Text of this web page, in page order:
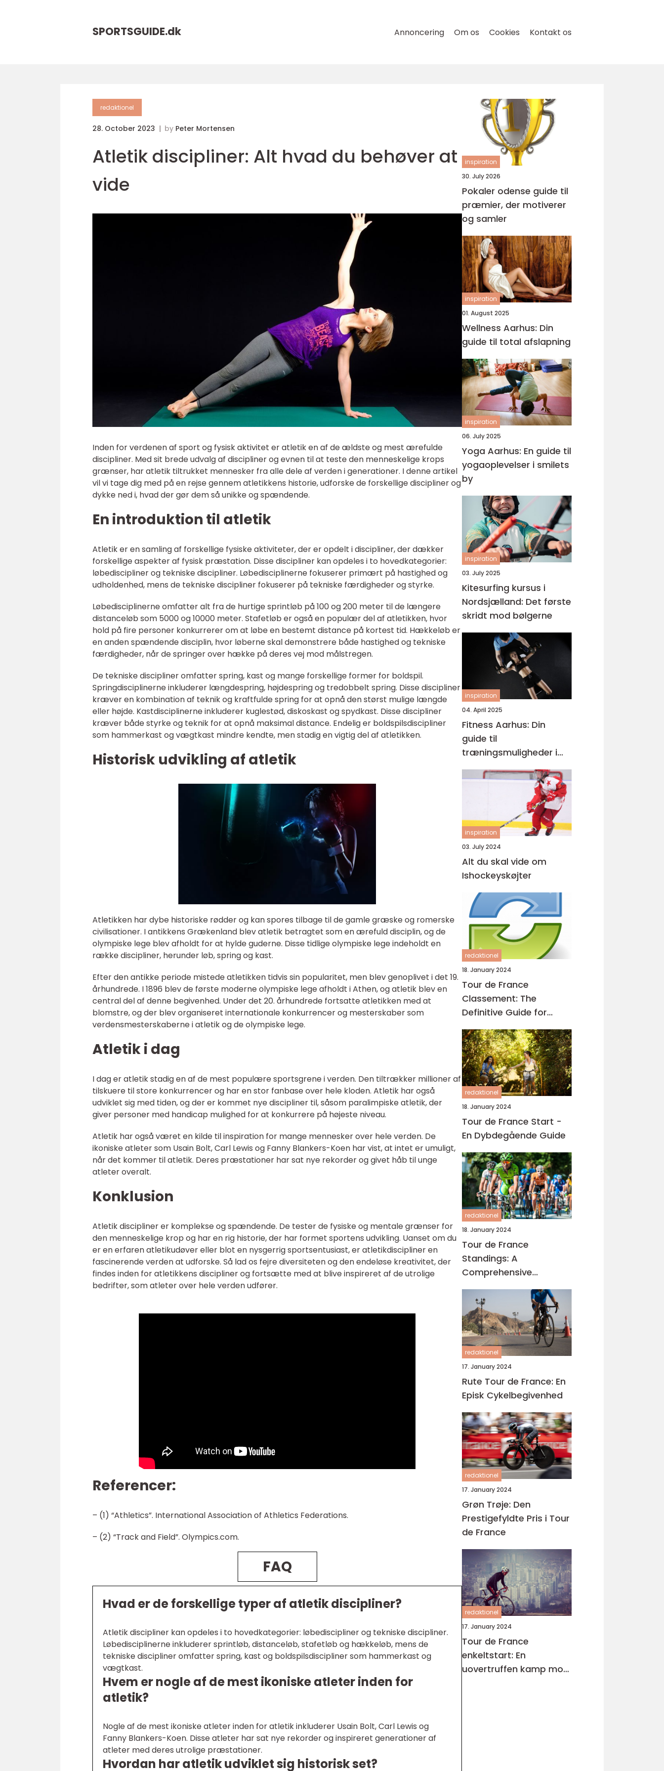
SPORTSGUIDE.dk Annoncering Om os Cookies Kontakt os
redaktionel
28. October 2023 by Peter Mortensen
Atletik discipliner: Alt hvad du behøver at
vide
Inden for verdenen af sport og fysisk aktivitet er atletik en af de ældste og mest ærefulde
discipliner. Med sit brede udvalg af discipliner og evnen til at teste den menneskelige krops
grænser, har atletik tiltrukket mennesker fra alle dele af verden i generationer. I denne artikel
vil vi tage dig med på en rejse gennem atletikkens historie, udforske de forskellige discipliner og
dykke ned i, hvad der gør dem så unikke og spændende.
En introduktion til atletik
Atletik er en samling af forskellige fysiske aktiviteter, der er opdelt i discipliner, der dækker
forskellige aspekter af fysisk præstation. Disse discipliner kan opdeles i to hovedkategorier:
løbediscipliner og tekniske discipliner. Løbedisciplinerne fokuserer primært på hastighed og
udholdenhed, mens de tekniske discipliner fokuserer på tekniske færdigheder og styrke.
Løbedisciplinerne omfatter alt fra de hurtige sprintløb på 100 og 200 meter til de længere
distanceløb som 5000 og 10000 meter. Stafetløb er også en populær del af atletikken, hvor
hold på fire personer konkurrerer om at løbe en bestemt distance på kortest tid. Hækkeløb er
en anden spændende disciplin, hvor løberne skal demonstrere både hastighed og tekniske
færdigheder, når de springer over hække på deres vej mod målstregen.
De tekniske discipliner omfatter spring, kast og mange forskellige former for boldspil.
Springdisciplinerne inkluderer længdespring, højdespring og tredobbelt spring. Disse discipliner
kræver en kombination af teknik og kraftfulde spring for at opnå den størst mulige længde
eller højde. Kastdisciplinerne inkluderer kuglestød, diskoskast og spydkast. Disse discipliner
kræver både styrke og teknik for at opnå maksimal distance. Endelig er boldspilsdiscipliner
som hammerkast og vægtkast mindre kendte, men stadig en vigtig del af atletikken.
Historisk udvikling af atletik
Atletikken har dybe historiske rødder og kan spores tilbage til de gamle græske og romerske
civilisationer. I antikkens Grækenland blev atletik betragtet som en ærefuld disciplin, og de
olympiske lege blev afholdt for at hylde guderne. Disse tidlige olympiske lege indeholdt en
række discipliner, herunder løb, spring og kast.
Efter den antikke periode mistede atletikken tidvis sin popularitet, men blev genoplivet i det 19.
århundrede. I 1896 blev de første moderne olympiske lege afholdt i Athen, og atletik blev en
central del af denne begivenhed. Under det 20. århundrede fortsatte atletikken med at
blomstre, og der blev organiseret internationale konkurrencer og mesterskaber som
verdensmesterskaberne i atletik og de olympiske lege.
Atletik i dag
I dag er atletik stadig en af de mest populære sportsgrene i verden. Den tiltrækker millioner af
tilskuere til store konkurrencer og har en stor fanbase over hele kloden. Atletik har også
udviklet sig med tiden, og der er kommet nye discipliner til, såsom paralimpiske atletik, der
giver personer med handicap mulighed for at konkurrere på højeste niveau.
Atletik har også været en kilde til inspiration for mange mennesker over hele verden. De
ikoniske atleter som Usain Bolt, Carl Lewis og Fanny Blankers-Koen har vist, at intet er umuligt,
når det kommer til atletik. Deres præstationer har sat nye rekorder og givet håb til unge
atleter overalt.
Konklusion
Atletik discipliner er komplekse og spændende. De tester de fysiske og mentale grænser for
den menneskelige krop og har en rig historie, der har formet sportens udvikling. Uanset om du
er en erfaren atletikudøver eller blot en nysgerrig sportsentusiast, er atletikdiscipliner en
fascinerende verden at udforske. Så lad os fejre diversiteten og den endeløse kreativitet, der
findes inden for atletikkens discipliner og fortsætte med at blive inspireret af de utrolige
bedrifter, som atleter over hele verden udfører.
Referencer:
– (1) “Athletics”. International Association of Athletics Federations.
– (2) “Track and Field”. Olympics.com.
FAQ
Hvad er de forskellige typer af atletik discipliner?
Atletik discipliner kan opdeles i to hovedkategorier: løbediscipliner og tekniske discipliner.
Løbedisciplinerne inkluderer sprintløb, distanceløb, stafetløb og hækkeløb, mens de
tekniske discipliner omfatter spring, kast og boldspilsdiscipliner som hammerkast og
vægtkast.
Hvem er nogle af de mest ikoniske atleter inden for
atletik?
Nogle af de mest ikoniske atleter inden for atletik inkluderer Usain Bolt, Carl Lewis og
Fanny Blankers-Koen. Disse atleter har sat nye rekorder og inspireret generationer af
atleter med deres utrolige præstationer.
Hvordan har atletik udviklet sig historisk set?
inspiration
30. July 2026
Pokaler odense guide til
præmier, der motiverer
og samler
inspiration
01. August 2025
Wellness Aarhus: Din
guide til total afslapning
inspiration
06. July 2025
Yoga Aarhus: En guide til
yogaoplevelser i smilets
by
inspiration
03. July 2025
Kitesurfing kursus i
Nordsjælland: Det første
skridt mod bølgerne
inspiration
04. April 2025
Fitness Aarhus: Din
guide til
træningsmuligheder i
smilets by
inspiration
03. July 2024
Alt du skal vide om
Ishockeyskøjter
redaktionel
18. January 2024
Tour de France
Classement: The
Definitive Guide for
Cycling Enthusiasts
redaktionel
18. January 2024
Tour de France Start -
En Dybdegående Guide
redaktionel
18. January 2024
Tour de France
Standings: A
Comprehensive
Overview of the Iconic
Cycling Race
redaktionel
17. January 2024
Rute Tour de France: En
Episk Cykelbegivenhed
redaktionel
17. January 2024
Grøn Trøje: Den
Prestigefyldte Pris i Tour
de France
redaktionel
17. January 2024
Tour de France
enkeltstart: En
uovertruffen kamp mod